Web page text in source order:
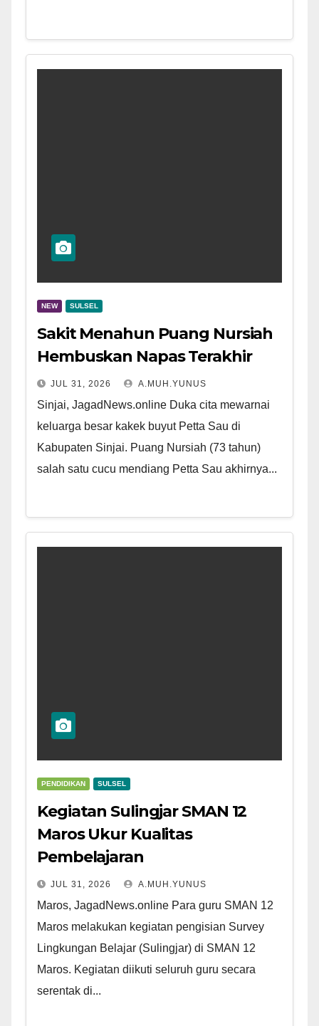
NEW SULSEL
Sakit Menahun Puang Nursiah
Hembuskan Napas Terakhir
JUL 31, 2026 A.MUH.YUNUS
Sinjai, JagadNews.online Duka cita mewarnai
keluarga besar kakek buyut Petta Sau di
Kabupaten Sinjai. Puang Nursiah (73 tahun)
salah satu cucu mendiang Petta Sau akhirnya...
PENDIDIKAN SULSEL
Kegiatan Sulingjar SMAN 12
Maros Ukur Kualitas
Pembelajaran
JUL 31, 2026 A.MUH.YUNUS
Maros, JagadNews.online Para guru SMAN 12
Maros melakukan kegiatan pengisian Survey
Lingkungan Belajar (Sulingjar) di SMAN 12
Maros. Kegiatan diikuti seluruh guru secara
serentak di...